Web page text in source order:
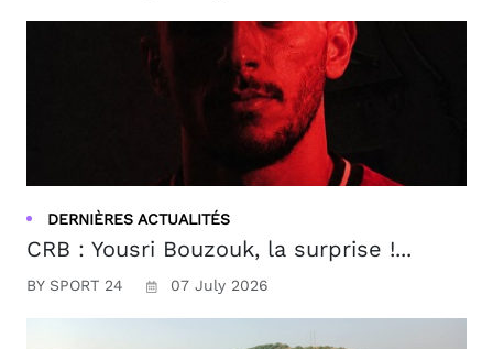
DERNIÈRES ACTUALITÉS
CRB : Yousri Bouzouk, la surprise !...
BY SPORT 24 07 July 2026